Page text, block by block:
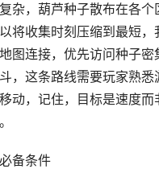
杂，葫芦种子散布在各个
将收集时刻压缩到最短，
图连接，优先访问种子密
，这条路线需要玩家熟悉
动，记住，目标是速度而
备条件